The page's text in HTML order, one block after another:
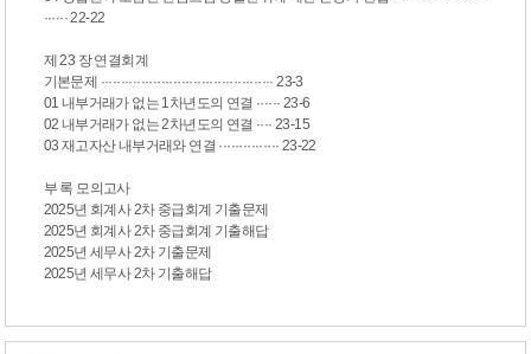
······ 22-22
제 23 장 연결회계
기본문제 ··········································· 23-3
01 내부거래가 없는 1차년도의 연결 ······ 23-6
02 내부거래가 없는 2차년도의 연결 ···· 23-15
03 재고자산 내부거래와 연결 ··············· 23-22
부 록 모의고사
2025년 회계사 2차 중급회계 기출문제
2025년 회계사 2차 중급회계 기출해답
2025년 세무사 2차 기출문제
2025년 세무사 2차 기출해답